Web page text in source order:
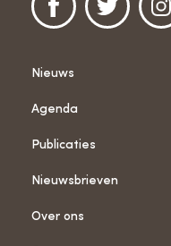
Nieuws
Agenda
Publicaties
Nieuwsbrieven
Over ons